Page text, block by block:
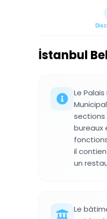
İstanbul
Le
sections
bureaux
il
un
Le